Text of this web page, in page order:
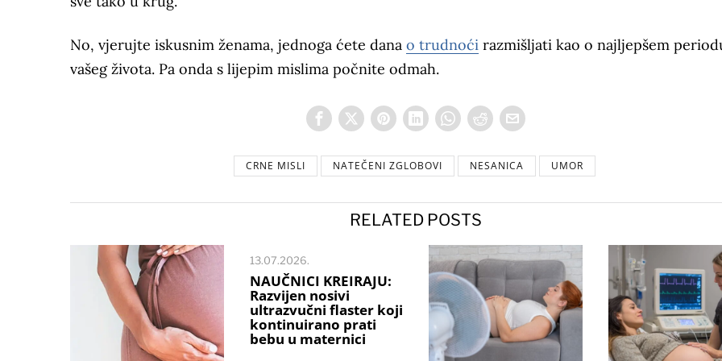
No, vjerujte iskusnim ženama, jednoga ćete dana o trudnoći razmišljati kao o najljepšem
vašeg života. Pa onda s lijepim mislima počnite odmah.
CRNE MISLI NATEČENI ZGLOBOVI NESANICA UMOR
RELATED POSTS
13.07.2026.
NAUČNICI KREIRAJU:
Razvijen nosivi
ultrazvučni flaster koji
kontinuirano prati
bebu u maternici